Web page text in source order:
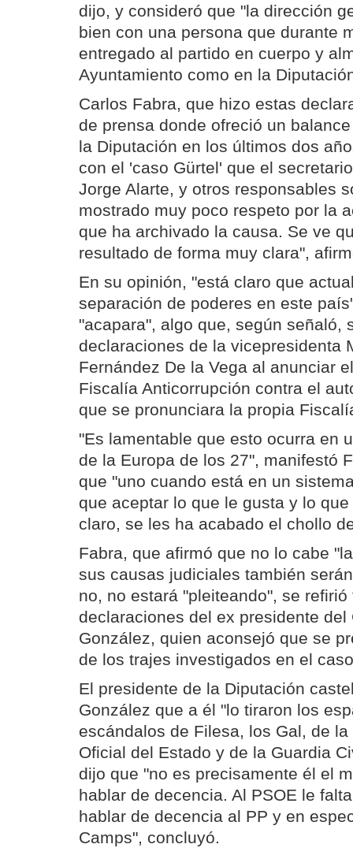
dijo, y consideró que "la dirección
bien con una persona que durante
entregado al partido en cuerpo y
Ayuntamiento como en la
Carlos Fabra, que hizo estas
de prensa donde ofreció un
la Diputación en los últimos dos
con el 'caso Gürtel' que el
Jorge Alarte, y otros responsables
mostrado muy poco respeto por la
que ha archivado la causa. Se ve
resultado de forma muy clara",
En su opinión, "está claro que
separación de poderes en este
"acapara", algo que, según señaló,
declaraciones de la vicepresidenta
Fernández De la Vega al anunciar
Fiscalía Anticorrupción contra el
que se pronunciara la propia
"Es lamentable que esto ocurra en
de la Europa de los 27", manifestó
que "uno cuando está en un
que aceptar lo que le gusta y lo
claro, se les ha acabado el chollo
Fabra, que afirmó que no lo cabe
sus causas judiciales también
no, no estará "pleiteando", se
declaraciones del ex presidente del
González, quien aconsejó que se
de los trajes investigados en el
El presidente de la Diputación
González que a él "lo tiraron los
escándalos de Filesa, los Gal, de
Oficial del Estado y de la Guardia
dijo que "no es precisamente él el
hablar de decencia. Al PSOE le
hablar de decencia al PP y en
Camps", concluyó.